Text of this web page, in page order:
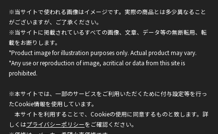
※当サイトで使われる画像はイメージです。実際の商品とは多少異なること
がございますが、ご了承ください。
※当サイトに掲載されているすべての画像、文章、データ等の無断転用、転
載をお断りします。
*Product image for illustration purposes only. Actual product may vary.
*Any use or reproduction of image, acritical or data from this site is
prohibited.
※本サイトでは、一部のサービスをご利用いただくために付与設定等を行っ
たCookie情報を使用しています。
本サイトを利用することで、Cookieの使用に同意するものと致します。詳
しくはプライバシーポリシーをご確認ください。